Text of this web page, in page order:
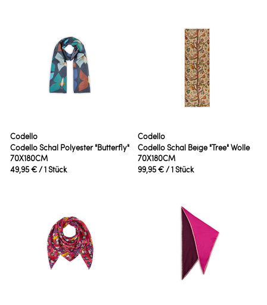
Codello
Codello Schal Polyester "Butterfly"
70X180CM
49,95 €/ 1 Stück
Codello
Codello Schal Beige "Tree" Wolle
70X180CM
99,95 €/ 1 Stück